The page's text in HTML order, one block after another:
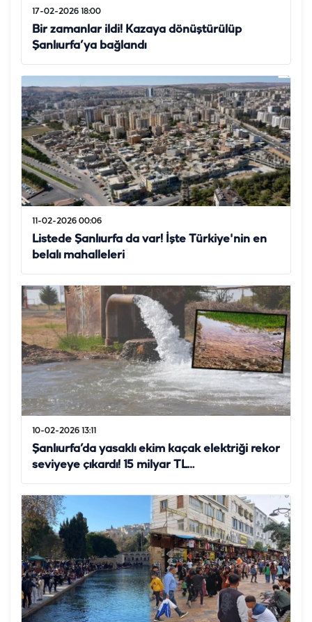
17-02-2026 18:00
Bir zamanlar ildi! Kazaya dönüştürülüp
Şanlıurfa’ya bağlandı
11-02-2026 00:06
Listede Şanlıurfa da var! İşte Türkiye'nin en
belalı mahalleleri
10-02-2026 13:11
Şanlıurfa’da yasaklı ekim kaçak elektriği rekor
seviyeye çıkardı! 15 milyar TL…